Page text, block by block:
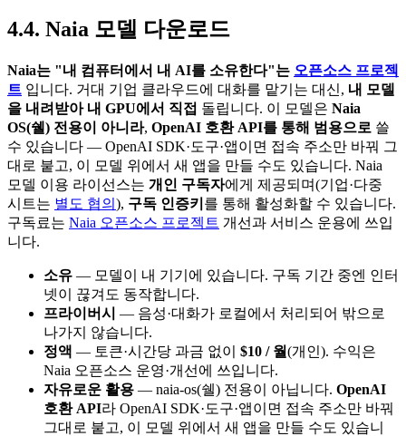
4.4. Naia 모델 다운로드
Naia는 "내 컴퓨터에서 내 AI를 소유한다"는 오픈소스 프로젝
트 입니다. 거대 기업 클라우드에 대화를 맡기는 대신, 내 모델
을 내려받아 내 GPU에서 직접 돌립니다. 이 모델은 Naia
OS(쉘) 전용이 아니라, OpenAI 호환 API를 통해 범용으로 쓸
수 있습니다 — OpenAI SDK·도구·앱이면 접속 주소만 바꿔 그
대로 붙고, 이 모델 위에서 새 앱을 만들 수도 있습니다. Naia
모델 이용 라이선스는 개인 구독자에게 제공되며(기업·다중
시트는 별도 협의 ), 구독 인증키 를 통해 활성화할 수 있습니다.
구독료는 Naia 오픈소스 프로젝트 개선과 서비스 운용에 쓰입
니다.
소유 — 모델이 내 기기에 있습니다. 구독 기간 중엔 인터
넷이 끊겨도 동작합니다.
프라이버시 — 음성·대화가 로컬에서 처리되어 밖으로
나가지 않습니다.
정액 — 토큰·시간당 과금 없이 $10 / 월(개인). 수익은
Naia 오픈소스 운영·개선에 쓰입니다.
자유로운 활용 — naia-os(쉘) 전용이 아닙니다. OpenAI
호환 API라 OpenAI SDK·도구·앱이면 접속 주소만 바꿔
그대로 붙고, 이 모델 위에서 새 앱을 만들 수도 있습니